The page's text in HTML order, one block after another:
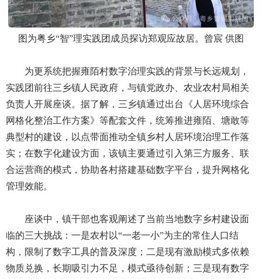
图为粤乡“智”理实践团成员探访郑观应故居。曾宸 供图
为更系统把握雍陌村数字治理实践的背景与长远规划，
实践团前往三乡镇人民政府，与镇党政办、农业农村局相关
负责人开展座谈。据了解，三乡镇通过出台《人居环境综合
网格化整治工作方案》等配套文件，统筹推进雍陌、塘敢等
典型村的建设，以点带面推动全镇乡村人居环境治理工作落
实；在数字化建设方面，该镇主要通过引入第三方服务、联
合运营商的模式，协助各村搭建基础数字平台，提升网格化
管理效能。
座谈中，镇干部也客观阐述了当前当地数字乡村建设面
临的三大挑战：一是农村以“一老一小”为主的常住人口结
构，限制了数字工具的普及深度；二是现有激励模式多依赖
物质兑换，长期吸引力不足，模式亟待创新；三是现有数字